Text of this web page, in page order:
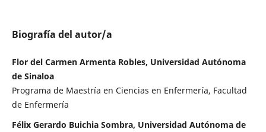
Biografía del autor/a
Flor del Carmen Armenta Robles, Universidad Autónoma
de Sinaloa
Programa de Maestría en Ciencias en Enfermería, Facultad
de Enfermería
Félix Gerardo Buichia Sombra, Universidad Autónoma de